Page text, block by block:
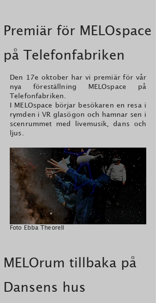
Premiär för MELOspace
på Telefonfabriken
Den 17e oktober har vi premiär för vår
nya föreställning MELOspace på
Telefonfabriken.
I MELOspace börjar besökaren en resa i
rymden i VR glasögon och hamnar sen i
scenrummet med livemusik, dans och
ljus.
Foto Ebba Theorell
MELOrum tillbaka på
Dansens hus